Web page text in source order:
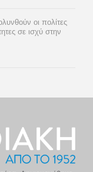
οι πολίτες
σε ισχύ στην